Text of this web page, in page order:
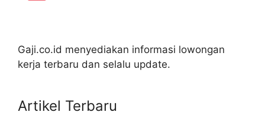
Gaji.co.id menyediakan informasi lowongan
kerja terbaru dan selalu update.
Artikel Terbaru